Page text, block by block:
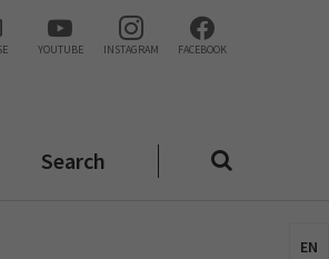
YOUTUBE INSTAGRAM FACEBOOK
Search
EN